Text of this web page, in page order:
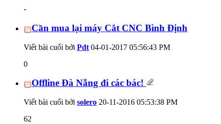
-
Cần mua lại máy Cắt CNC Bình Định
Viết bài cuối bởi Pdt 04-01-2017 05:56:43 PM
0
Offline Đà Nẵng đi các bác!
Viết bài cuối bởi solero 20-11-2016 05:53:38 PM
62